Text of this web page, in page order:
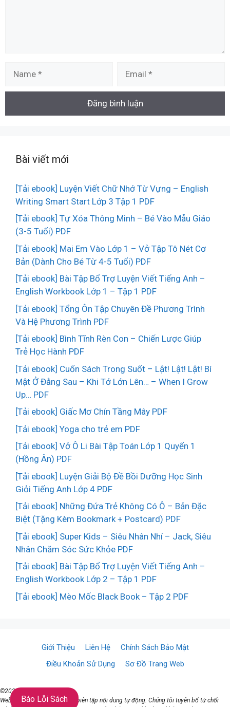
Bài viết mới
[Tải ebook] Luyện Viết Chữ Nhớ Từ Vựng – English
Writing Smart Start Lớp 3 Tập 1 PDF
[Tải ebook] Tự Xóa Thông Minh – Bé Vào Mẫu Giáo
(3-5 Tuổi) PDF
[Tải ebook] Mai Em Vào Lớp 1 – Vở Tập Tô Nét Cơ
Bản (Dành Cho Bé Từ 4-5 Tuổi) PDF
[Tải ebook] Bài Tập Bổ Trợ Luyện Viết Tiếng Anh –
English Workbook Lớp 1 – Tập 1 PDF
[Tải ebook] Tổng Ôn Tập Chuyên Đề Phương Trình
Và Hệ Phương Trình PDF
[Tải ebook] Bình Tĩnh Rèn Con – Chiến Lược Giúp
Trẻ Học Hành PDF
[Tải ebook] Cuốn Sách Trong Suốt – Lật! Lật! Lật! Bí
Mật Ở Đằng Sau – Khi Tớ Lớn Lên… – When I Grow
Up… PDF
[Tải ebook] Giấc Mơ Chín Tầng Mây PDF
[Tải ebook] Yoga cho trẻ em PDF
[Tải ebook] Vở Ô Li Bài Tập Toán Lớp 1 Quyển 1
(Hồng Ân) PDF
[Tải ebook] Luyện Giải Bộ Đề Bồi Dưỡng Học Sinh
Giỏi Tiếng Anh Lớp 4 PDF
[Tải ebook] Những Đứa Trẻ Không Có Ô – Bản Đặc
Biệt (Tặng Kèm Bookmark + Postcard) PDF
[Tải ebook] Super Kids – Siêu Nhân Nhí – Jack, Siêu
Nhân Chăm Sóc Sức Khỏe PDF
[Tải ebook] Bài Tập Bổ Trợ Luyện Viết Tiếng Anh –
English Workbook Lớp 2 – Tập 1 PDF
[Tải ebook] Mèo Mốc Black Book – Tập 2 PDF
Giới Thiệu Liên Hệ
Chính Sách Bảo Mật
Điều Khoản Sử Dụng
Sơ Đồ Trang Web
©2021 ♥ TaiSach.Org
Website đang sử dụng AI để biên tập nội dung tự động. Chúng tôi tuyên bố từ chối
Báo Lỗi Sách